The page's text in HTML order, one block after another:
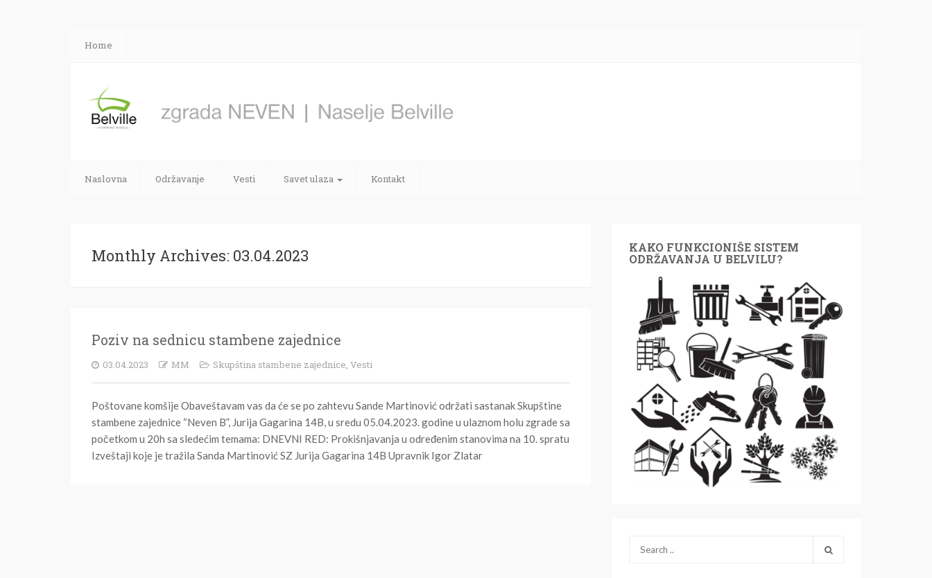
Home
Naslovna Održavanje Vesti Savet ulaza Kontakt
Monthly Archives: 03.04.2023
Poziv na sednicu stambene zajednice
Posted
03.04.2023 Author
MM Categories
Skupština stambene zajednice, Vesti
Poštovane komšije Obaveštavam vas da će se po zahtevu Sande Martinović održati sastanak Skupštine
stambene zajednice “Neven B”, Jurija Gagarina 14B, u sredu 05.04.2023. godine u ulaznom holu zgrade sa
početkom u 20h sa sledećim temama: DNEVNI RED: Prokišnjavanja u određenim stanovima na 10. spratu
Izveštaji koje je tražila Sanda Martinović SZ Jurija Gagarina 14B Upravnik Igor Zlatar
KAKO FUNKCIONIŠE SISTEM
ODRŽAVANJA U BELVILU?